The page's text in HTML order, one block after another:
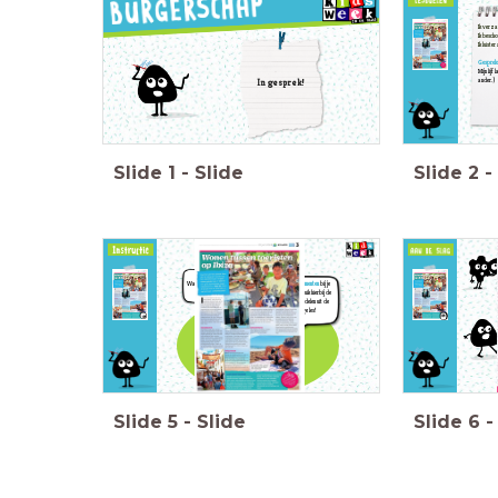
In gesprek!
Slide 1 - Slide
Ik
Ik
Ik luister
Mijn lijf
ander.)
Slide 2 -
Bedenkargumentenbij je
mening. Gebruik hierbij de
voor- en nadelen uit de
vorige les!
Wat zou jij doen?
Slide 5 - Slide Slide 6 -